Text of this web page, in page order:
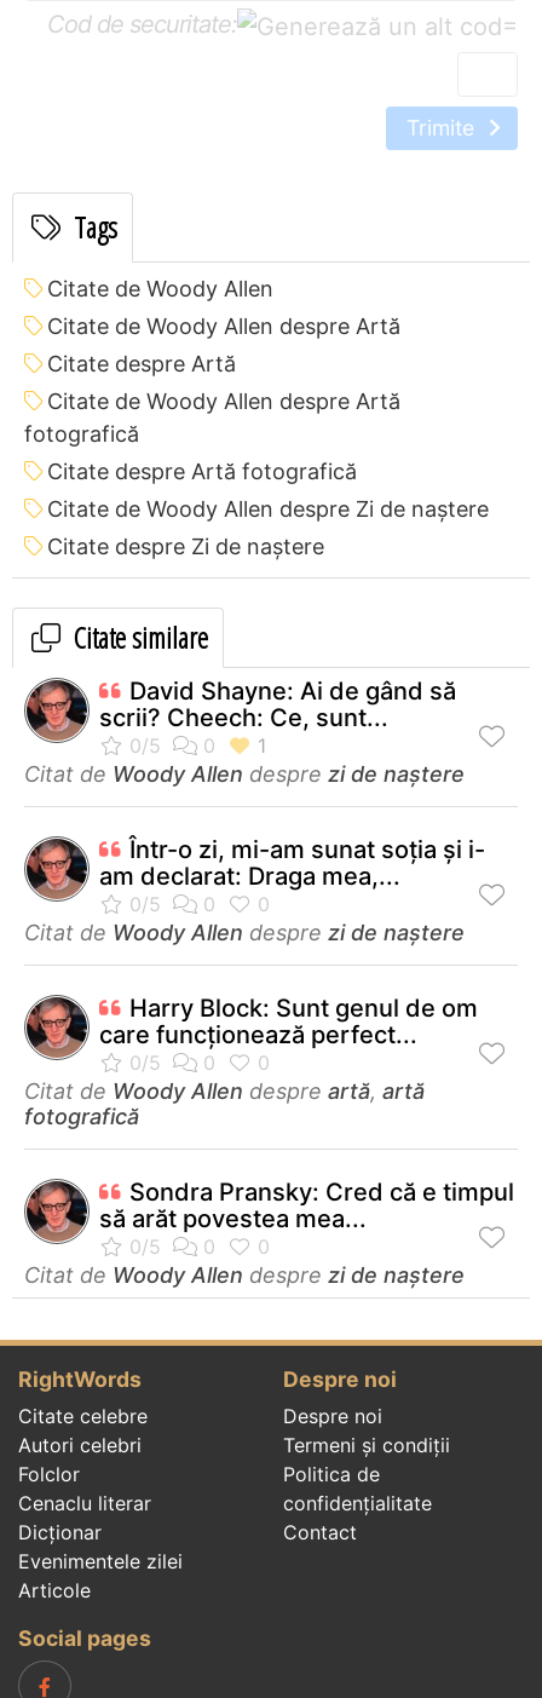
Cod de securitate: =
Trimite
Tags
Citate de Woody Allen
Citate de Woody Allen despre Artă
Citate despre Artă
Citate de Woody Allen despre Artă
fotografică
Citate despre Artă fotografică
Citate de Woody Allen despre Zi de naștere
Citate despre Zi de naștere
Citate similare
David Shayne: Ai de gând să
scrii? Cheech: Ce, sunt...
Citat de Woody Allen despre zi de naștere
Într-o zi, mi-am sunat soţia şi i-
am declarat: Draga mea,...
Citat de Woody Allen despre zi de naștere
Harry Block: Sunt genul de om
care funcţionează perfect...
Citat de Woody Allen despre artă, artă
fotografică
Sondra Pransky: Cred că e timpul
să arăt povestea mea...
Citat de Woody Allen despre zi de naștere
RightWords
Citate celebre
Autori celebri
Folclor
Cenaclu literar
Dicționar
Evenimentele zilei
Articole
Despre noi
Despre noi
Termeni și condiții
Politica de
confidenţialitate
Contact
Social pages